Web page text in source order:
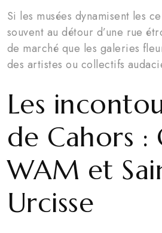
Si les musées dynamisent les
souvent au détour d’une rue
de marché que les galeries
des artistes ou collectifs
Les
de Cahors :
WAM et
Urcisse